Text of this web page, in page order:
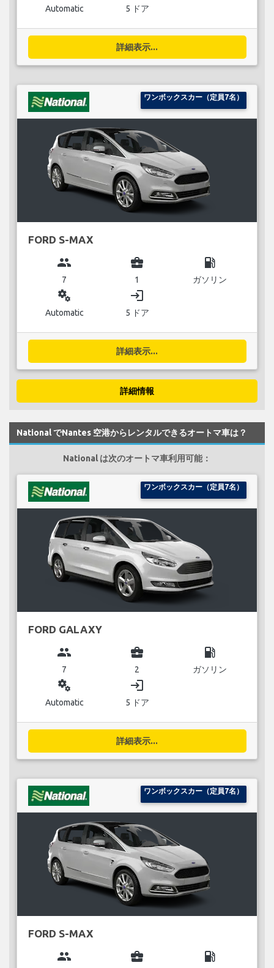
Automatic 5 ドア
詳細表示...
ワンボックスカー（定員7名）
FORD S-MAX
group
7
business_center
1
local_gas_station
ガソリン
miscellaneous_services
Automatic
login
5 ドア
詳細表示...
詳細情報
National でNantes 空港からレンタルできるオートマ車は？
National は次のオートマ車利用可能：
ワンボックスカー（定員7名）
FORD GALAXY
group
7
business_center
2
local_gas_station
ガソリン
miscellaneous_services
Automatic
login
5 ドア
詳細表示...
ワンボックスカー（定員7名）
FORD S-MAX
group business_center local_gas_station